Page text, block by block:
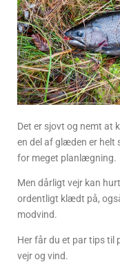
Det er sjovt og nemt at
en del af glæden er helt
for meget planlægning.
Men dårligt vejr kan
ordentligt klædt på,
modvind.
Her får du et par tips til
vejr og vind.